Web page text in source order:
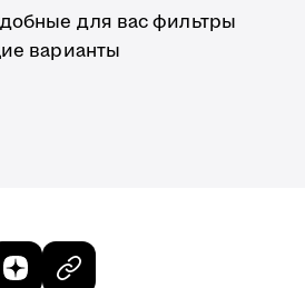
для вас фильтры
варианты